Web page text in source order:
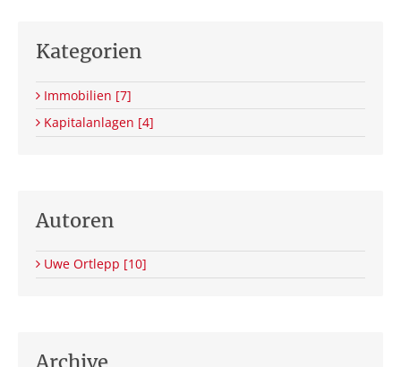
Kategorien
Immobilien [7]
Kapitalanlagen [4]
Autoren
Uwe Ortlepp [10]
Archive